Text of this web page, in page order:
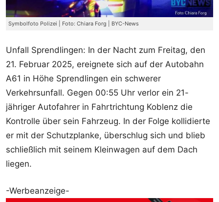
Symbolfoto Polizei | Foto: Chiara Forg | BYC-News
Unfall Sprendlingen: In der Nacht zum Freitag, den
21. Februar 2025, ereignete sich auf der Autobahn
A61 in Höhe Sprendlingen ein schwerer
Verkehrsunfall. Gegen 00:55 Uhr verlor ein 21-
jähriger Autofahrer in Fahrtrichtung Koblenz die
Kontrolle über sein Fahrzeug. In der Folge kollidierte
er mit der Schutzplanke, überschlug sich und blieb
schließlich mit seinem Kleinwagen auf dem Dach
liegen.
-Werbeanzeige-